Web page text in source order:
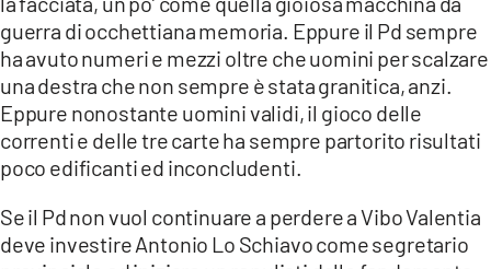
guerra di occhettiana memoria. Eppure il Pd sempre
ha avuto numeri e mezzi oltre che uomini per scalzare
una destra che non sempre è stata granitica, anzi.
Eppure nonostante uomini validi, il gioco delle
correnti e delle tre carte ha sempre partorito risultati
poco edificanti ed inconcludenti.
Se il Pd non vuol continuare a perdere a Vibo Valentia
deve investire Antonio Lo Schiavo come segretario